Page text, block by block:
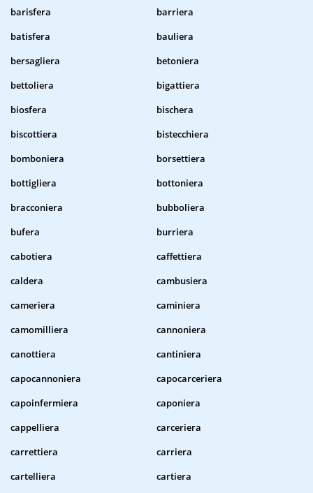
barisfera
barriera
batisfera
bauliera
bersagliera
betoniera
bettoliera
bigattiera
biosfera
bischera
biscottiera
bistecchiera
bomboniera
borsettiera
bottigliera
bottoniera
bracconiera
bubboliera
bufera
burriera
cabotiera
caffettiera
caldera
cambusiera
cameriera
caminiera
camomilliera
cannoniera
canottiera
cantiniera
capocannoniera
capocarceriera
capoinfermiera
caponiera
cappelliera
carceriera
carrettiera
carriera
cartelliera
cartiera